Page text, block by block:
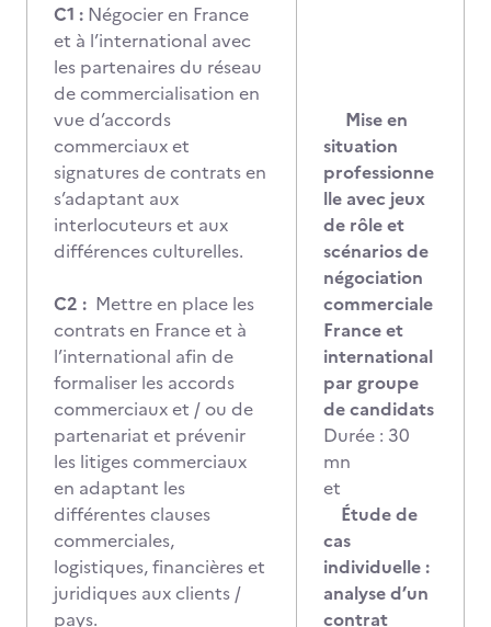
C1 : Négocier en France
et à l’international avec
les partenaires du réseau
de commercialisation en
vue d’accords
commerciaux et
signatures de contrats en
s’adaptant aux
interlocuteurs et aux
différences culturelles.
C2 : Mettre en place les
contrats en France et à
l’international afin de
formaliser les accords
commerciaux et / ou de
partenariat et prévenir
les litiges commerciaux
en adaptant les
différentes clauses
commerciales,
logistiques, financières et
juridiques aux clients /
pays.
Mise en
situation
professionne
lle avec jeux
de rôle et
scénarios de
négociation
commerciale
France et
international
par groupe
de candidats
Durée : 30
mn
et
Étude de
cas
individuelle :
analyse d’un
contrat